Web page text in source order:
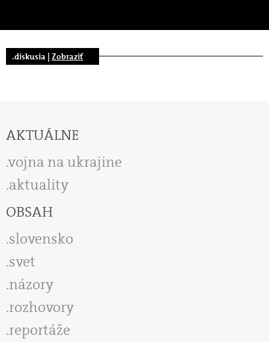
.diskusia | Zobraziť
AKTUÁLNE
vojna na ukrajine
aktuality
OBSAH
slovensko
svet
názory
rozhovory
reportáže